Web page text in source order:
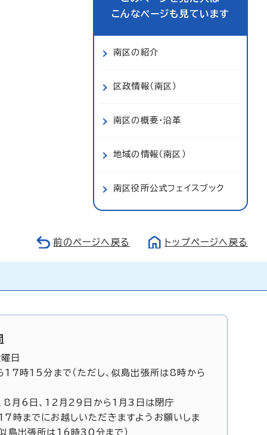
こんなページも見ています
南区の紹介
区政情報（南区）
南区の概要・沿革
地域の情報（南区）
南区役所公式フェイスブック
前のページへ戻る トップページへ戻る
日
時15分まで（ただし、似島出張所は8時から
8月6日、12月29日から1月3日は閉庁
時までにお越しいただきますようお願いしま
似島出張所は16時30分まで）